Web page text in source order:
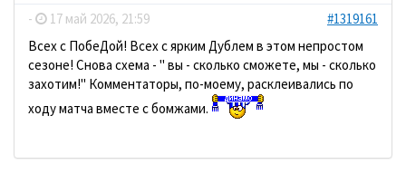
- 17 май 2026, 21:59
#1319161
Всех с ПобеДой! Всех с ярким Дублем в этом непростом
сезоне! Снова схема - " вы - сколько сможете, мы - сколько
захотим!" Комментаторы, по-моему, расклеивались по
ходу матча вместе с бомжами.